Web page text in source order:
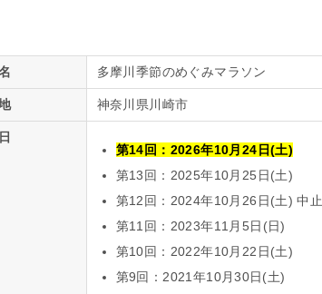
多摩川季節のめぐみマラソン
神奈川県川崎市
第14回： 2026年10月24日(土)
第13回：2025年10月25日(土)
第12回：2024年10月26日(土) 中止
第11回：2023年11月5日(日)
第10回：2022年10月22日(土)
第9回：2021年10月30日(土)